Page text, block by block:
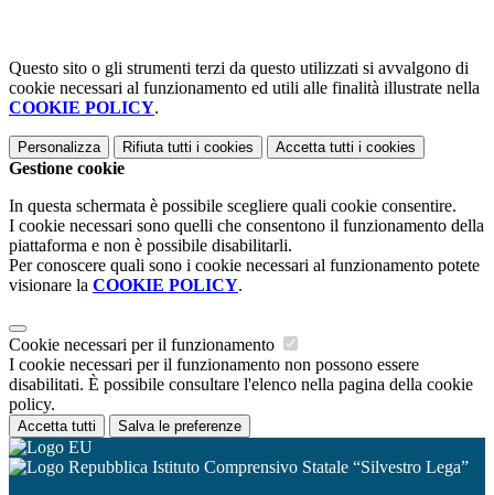
Questo sito o gli strumenti terzi da questo utilizzati si avvalgono di
cookie necessari al funzionamento ed utili alle finalità illustrate nella
COOKIE POLICY.
Personalizza Rifiuta tutti i cookies Accetta tutti i cookies
Gestione cookie
In questa schermata è possibile scegliere quali cookie consentire.
I cookie necessari sono quelli che consentono il funzionamento della
piattaforma e non è possibile disabilitarli.
Per conoscere quali sono i cookie necessari al funzionamento potete
visionare la COOKIE POLICY.
Cookie necessari per il funzionamento
I cookie necessari per il funzionamento non possono essere
disabilitati. È possibile consultare l'elenco nella pagina della cookie
policy.
Accetta tutti Salva le preferenze
Istituto Comprensivo Statale “Silvestro Lega”